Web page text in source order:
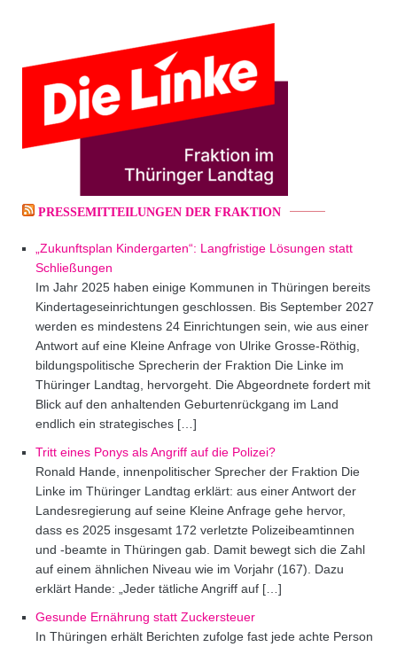
PRESSEMITTEILUNGEN DER FRAKTION
„Zukunftsplan Kindergarten“: Langfristige Lösungen statt
Schließungen
Im Jahr 2025 haben einige Kommunen in Thüringen bereits
Kindertageseinrichtungen geschlossen. Bis September 2027
werden es mindestens 24 Einrichtungen sein, wie aus einer
Antwort auf eine Kleine Anfrage von Ulrike Grosse-Röthig,
bildungspolitische Sprecherin der Fraktion Die Linke im
Thüringer Landtag, hervorgeht. Die Abgeordnete fordert mit
Blick auf den anhaltenden Geburtenrückgang im Land
endlich ein strategisches […]
Tritt eines Ponys als Angriff auf die Polizei?
Ronald Hande, innenpolitischer Sprecher der Fraktion Die
Linke im Thüringer Landtag erklärt: aus einer Antwort der
Landesregierung auf seine Kleine Anfrage gehe hervor,
dass es 2025 insgesamt 172 verletzte Polizeibeamtinnen
und -beamte in Thüringen gab. Damit bewegt sich die Zahl
auf einem ähnlichen Niveau wie im Vorjahr (167). Dazu
erklärt Hande: „Jeder tätliche Angriff auf […]
Gesunde Ernährung statt Zuckersteuer
In Thüringen erhält Berichten zufolge fast jede achte Person